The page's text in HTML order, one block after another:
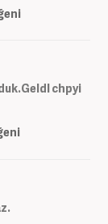
chpyi